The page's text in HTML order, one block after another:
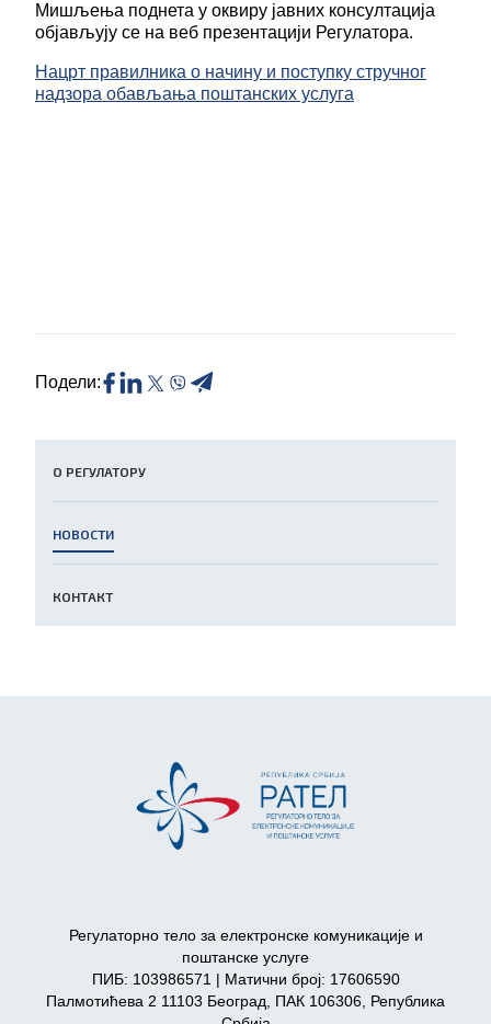
О РЕГУЛАТОРУ
НОВОСТИ
КОНТАКТ
Мишљења поднета у оквиру јавних консултација
објављују се на веб презентацији Регулатора.
Нацрт правилника о начину и поступку стручног
надзора обављања поштанских услуга
Подели:
Регулаторно тело за електронске комуникације и
поштанске услуге
ПИБ: 103986571 | Матични број: 17606590
Палмотићева 2 11103 Београд, ПАК 106306, Република